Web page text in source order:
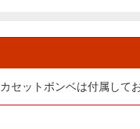
カセットボンベは付属して